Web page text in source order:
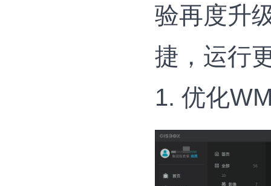
验再度升
捷，运行
1. 优化